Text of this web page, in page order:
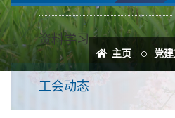
主页 党
资料学习
工会动态